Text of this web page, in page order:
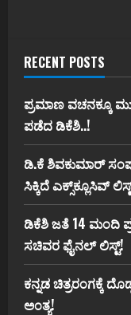
RECENT POSTS
ಪ್ರಮಾಣ ವಚನಕ್ಕೂ
ಪಡೆದ ಡಿಕೆಶಿ..!
ಡಿ.ಕೆ ಶಿವಕುಮಾರ್‌
ಸಿಕ್ಕಿದೆ ಎಕ್ಸ್‌ಕ್ಲೂಸಿವ್‌
ಡಿಕೆಶಿ ಜತೆ 14 ಮಂದಿ
ಸಚಿವರ ಫೈನಲ್ ಲಿಸ್ಟ್‌!
ಕನ್ನಡ ಚಿತ್ರರಂಗಕ್ಕೆ
ಅಂತ್ಯ!